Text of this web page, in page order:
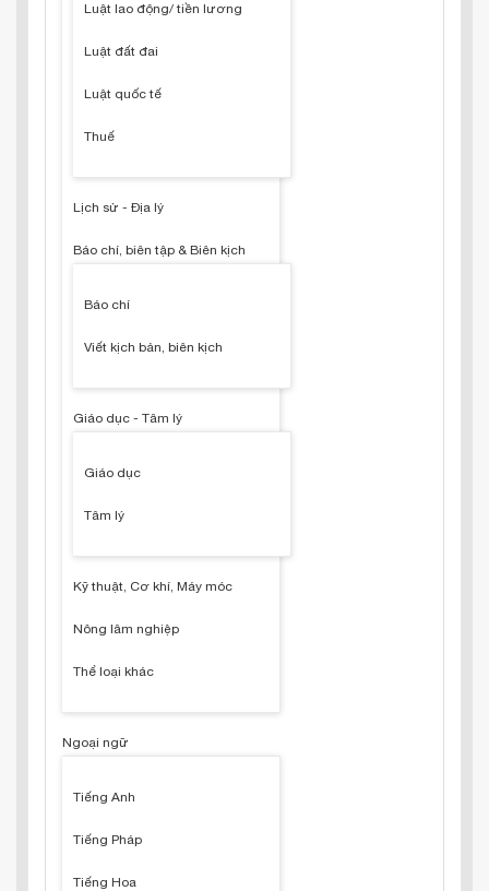
Luật lao động/ tiền lương
Luật đất đai
Luật quốc tế
Thuế
Lịch sử - Địa lý
Báo chí, biên tập & Biên kịch
Báo chí
Viết kịch bản, biên kịch
Giáo dục - Tâm lý
Giáo dục
Tâm lý
Kỹ thuật, Cơ khí, Máy móc
Nông lâm nghiệp
Thể loại khác
Ngoại ngữ
Tiếng Anh
Tiếng Pháp
Tiếng Hoa